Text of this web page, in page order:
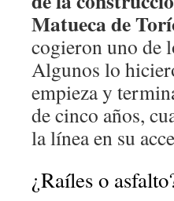
Matueca de
cogieron uno de
Algunos lo
empieza y
de cinco años,
la línea en su
¿Raíles o